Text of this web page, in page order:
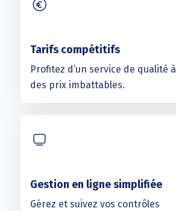
Tarifs compétitifs
Profitez d’un service de qualité à
des prix imbattables.
Gestion en ligne simplifiée
Gérez et suivez vos contrôles